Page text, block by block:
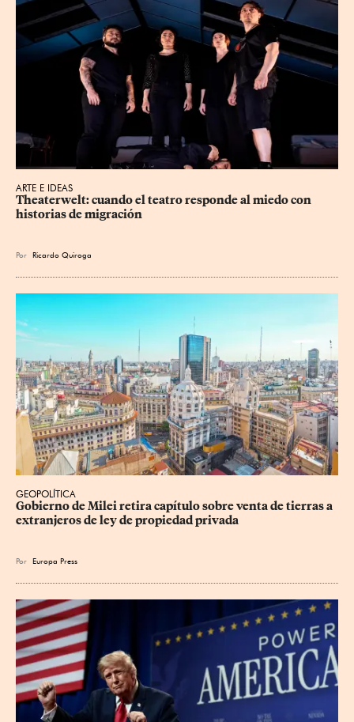
ARTE E IDEAS
Theaterwelt: cuando el teatro responde al miedo con
historias de migración
Por Ricardo Quiroga
GEOPOLÍTICA
Gobierno de Milei retira capítulo sobre venta de tierras a
extranjeros de ley de propiedad privada
Por Europa Press